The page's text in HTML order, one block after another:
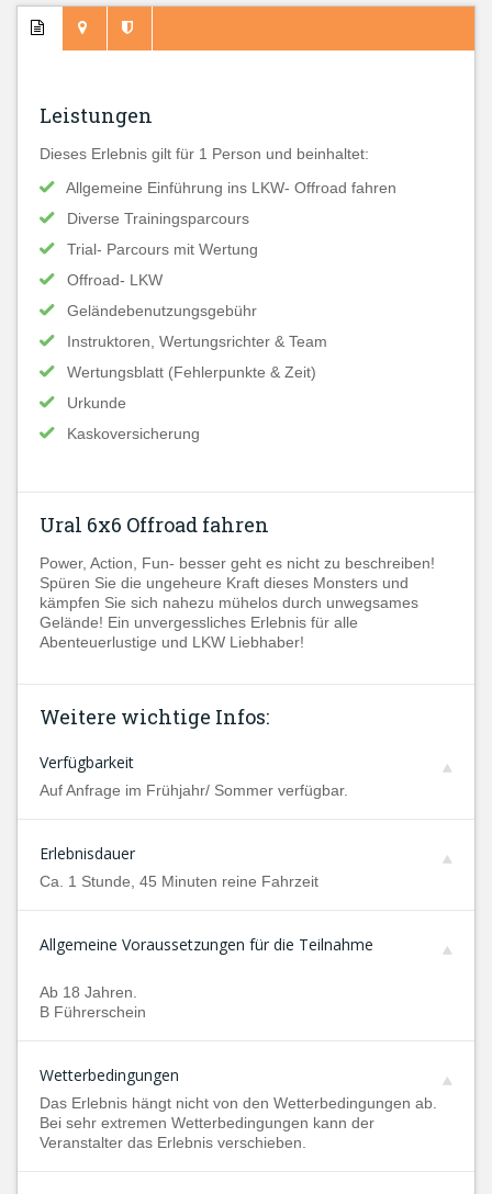
Leistungen
Dieses Erlebnis gilt für 1 Person und beinhaltet:
Allgemeine Einführung ins LKW- Offroad fahren
Diverse Trainingsparcours
Trial- Parcours mit Wertung
Offroad- LKW
Geländebenutzungsgebühr
Instruktoren, Wertungsrichter & Team
Wertungsblatt (Fehlerpunkte & Zeit)
Urkunde
Kaskoversicherung
Ural 6x6 Offroad fahren
Power, Action, Fun- besser geht es nicht zu beschreiben!
Spüren Sie die ungeheure Kraft dieses Monsters und
kämpfen Sie sich nahezu mühelos durch unwegsames
Gelände! Ein unvergessliches Erlebnis für alle
Abenteuerlustige und LKW Liebhaber!
Weitere wichtige Infos:
Verfügbarkeit
Auf Anfrage im Frühjahr/ Sommer verfügbar.
Erlebnisdauer
Ca. 1 Stunde, 45 Minuten reine Fahrzeit
Allgemeine Voraussetzungen für die Teilnahme
Ab 18 Jahren.
B Führerschein
Wetterbedingungen
Das Erlebnis hängt nicht von den Wetterbedingungen ab.
Bei sehr extremen Wetterbedingungen kann der
Veranstalter das Erlebnis verschieben.